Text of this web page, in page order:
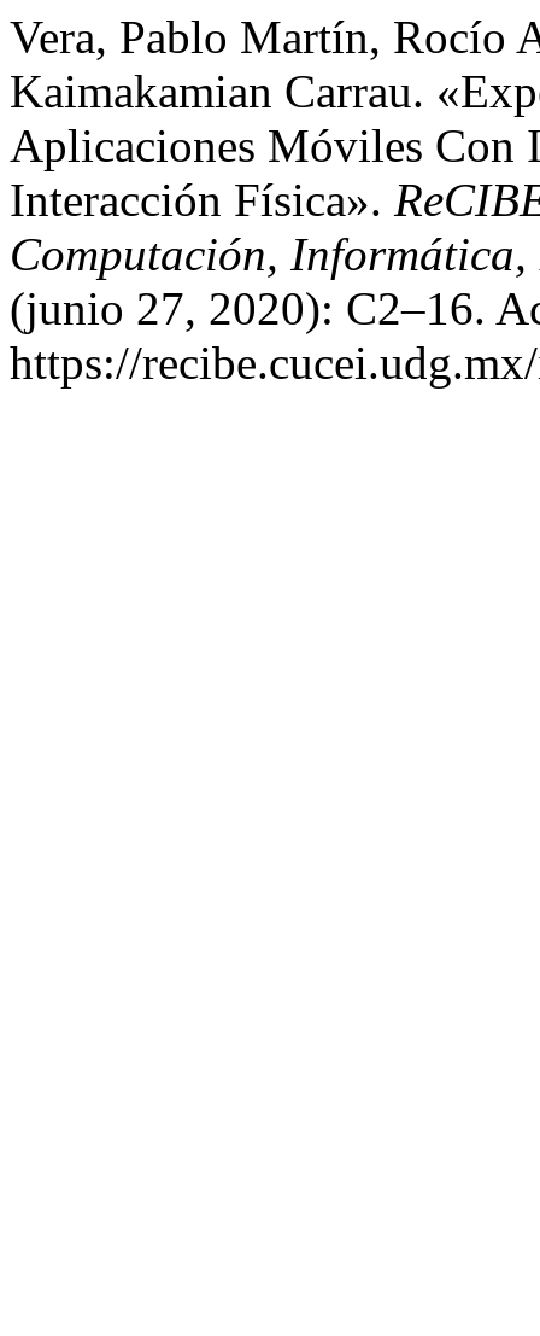
Vera, Pablo Martín, Rocío
Kaimakamian Carrau.
Aplicaciones Móviles Con
Interacción Física».
Computación,
(junio 27, 2020): C2–16.
https://